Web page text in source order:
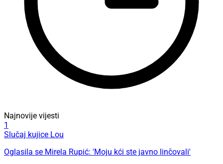
Najnovije vijesti
1
Slučaj kujice Lou
Oglasila se Mirela Rupić: 'Moju kći ste javno linčovali'